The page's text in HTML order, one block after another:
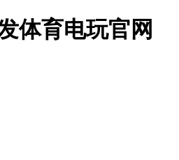
体育电玩官网